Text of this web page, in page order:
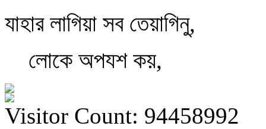
যাহার লাগিয়া সব তেয়াগিনু,
লোকে অপযশ কয়,
Visitor Count: 94458992